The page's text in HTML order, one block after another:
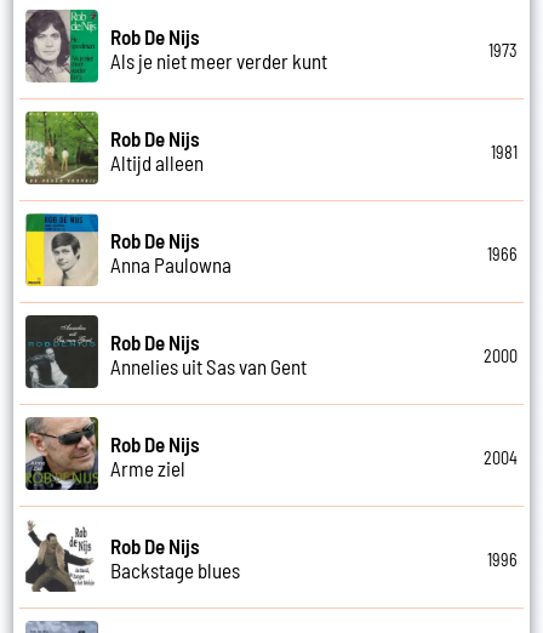
Rob De Nijs
Als je niet meer verder kunt
1973
Rob De Nijs
Altijd alleen
1981
Rob De Nijs
Anna Paulowna
1966
Rob De Nijs
Annelies uit Sas van Gent
2000
Rob De Nijs
Arme ziel
2004
Rob De Nijs
Backstage blues
1996